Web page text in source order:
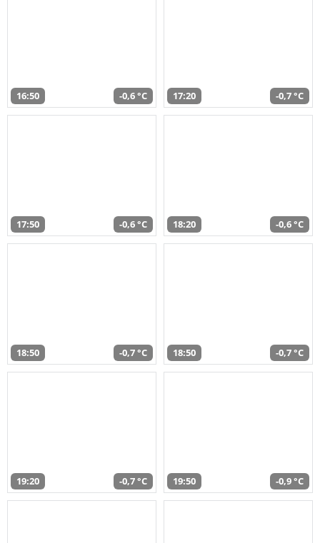
16:50 -0,6 °C 17:20 -0,7 °C
17:50 -0,6 °C 18:20 -0,6 °C
18:50 -0,7 °C 18:50 -0,7 °C
19:20 -0,7 °C 19:50 -0,9 °C